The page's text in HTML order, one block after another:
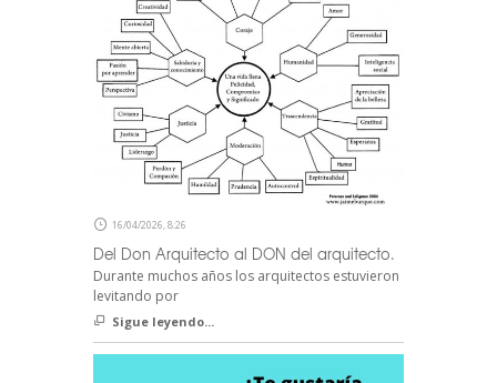
16/04/2026, 8:26
Del Don Arquitecto al DON del arquitecto.
Durante muchos años los arquitectos estuvieron
levitando por
Sigue leyendo...